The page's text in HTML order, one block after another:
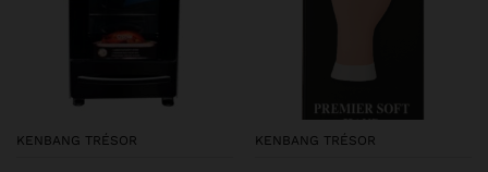
KENBANG TRÉSOR KENBANG TRÉSOR